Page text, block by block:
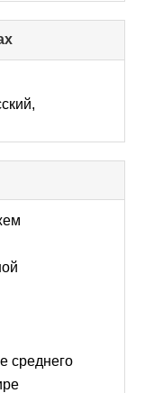
to
среднего